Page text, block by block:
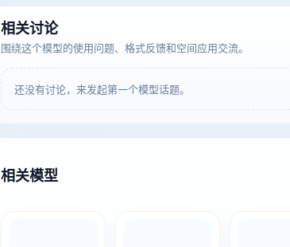
相关讨论
围绕这个模型的使用问题、格式反馈和空间应用交流。
还没有讨论，来发起第一个模型话题。
相关模型